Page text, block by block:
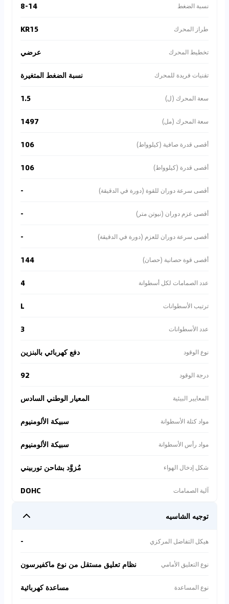
نسبة الضغط 8-14
طراز المحرك KR15
تخطيط المحرك عرضي
تقنيات فريدة للمحرك نسبة الضغط المتغيرة
سعة المحرك (ل) 1.5
سعة المحرك (مل) 1497
أقصى قدرة صافية (كيلوواط) 106
أقصى قدرة (كيلوواط) 106
أقصى سرعة دوران للقوة (دورة في الدقيقة) -
أقصى عزم دوران (نيوتن متر) -
أقصى سرعة دوران للعزم (دورة في الدقيقة) -
أقصى قوة حصانية (حصان) 144
عدد الصمامات لكل أسطوانة 4
ترتيب الأسطوانات L
عدد الأسطوانات 3
نوع الوقود دفع كهربائي بالبنزين
درجة الوقود 92
المعايير البيئية المعيار الوطني السادس
مواد كتلة الأسطوانة سبيكة الألومنيوم
مواد رأس الأسطوانة سبيكة الألومنيوم
شكل إدخال الهواء مُزوَّد بشاحن توربيني
آلية الصمامات DOHC
توجيه الشاسيه
هيكل التفاضل المركزي -
نوع التعليق الأمامي نظام تعليق مستقل من نوع ماكفيرسون
نوع المساعدة مساعدة كهربائية